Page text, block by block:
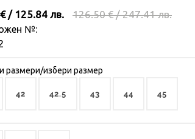
/ 125.84 лв. 126.50 € / 247.41 лв.
№:
размери/избери размер
42 42.5 43 44 45